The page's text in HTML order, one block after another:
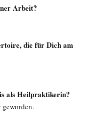
Arbeit?
die für Dich am
als Heilpraktikerin?